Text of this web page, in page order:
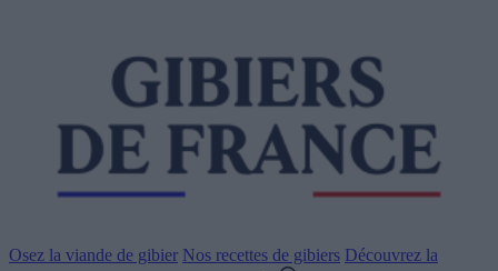
Osez la viande de gibier Nos recettes de gibiers Découvrez la